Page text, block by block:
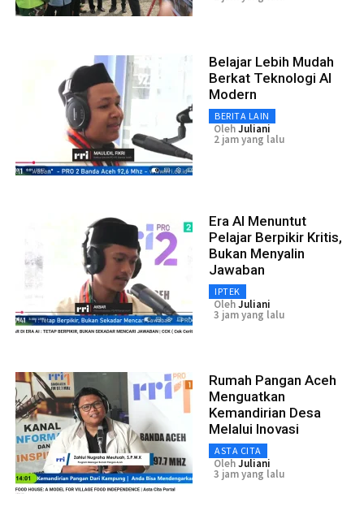
Belajar Lebih Mudah
Berkat Teknologi AI
Modern
BERITA LAIN
OlehJuliani
2 jam yang lalu
Era AI Menuntut
Pelajar Berpikir Kritis,
Bukan Menyalin
Jawaban
IPTEK
OlehJuliani
3 jam yang lalu
Rumah Pangan Aceh
Menguatkan
Kemandirian Desa
Melalui Inovasi
ASTA CITA
OlehJuliani
3 jam yang lalu